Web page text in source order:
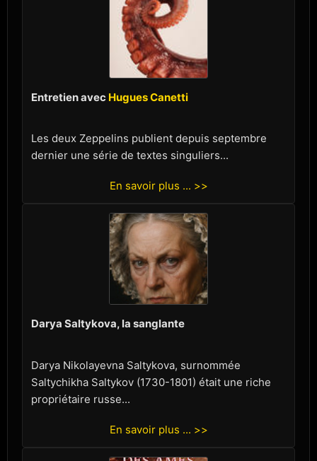
Entretien avec Hugues Canetti
Les deux Zeppelins publient depuis septembre
dernier une série de textes singuliers...
En savoir plus ... >>
Darya Saltykova, la sanglante
Darya Nikolayevna Saltykova, surnommée
Saltychikha Saltykov (1730-1801) était une riche
propriétaire russe...
En savoir plus ... >>